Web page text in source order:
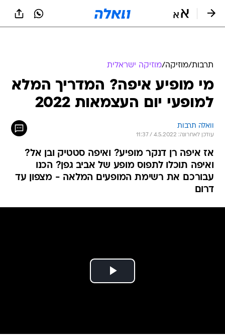
מי מופיע איפה? המדריך המלא
למופעי יום העצמאות 2022
וואלה תרבות
אז איפה רן דנקר מופיע? ואיפה סטטיק ובן אל?
ואיפה תוכלו לתפוס מופע של אביב גפן? הכנו
עבורכם את רשימת המופעים המלאה - מצפון עד
דרום